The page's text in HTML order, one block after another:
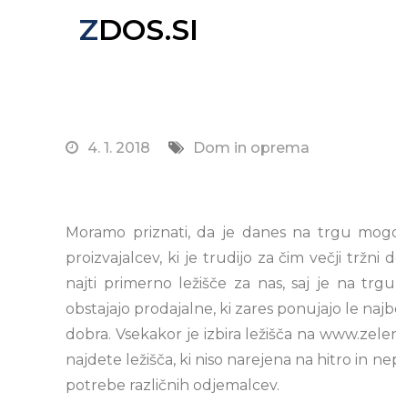
ZDOS.SI
4. 1. 2018 Dom in oprema
Moramo priznati, da je danes na trgu
proizvajalcev, ki je trudijo za čim večji tržni
najti primerno ležišče za nas, saj je na
obstajajo prodajalne, ki zares ponujajo le
dobra. Vsekakor je izbira ležišča na
najdete ležišča, ki niso narejena na hitro in
potrebe različnih odjemalcev.